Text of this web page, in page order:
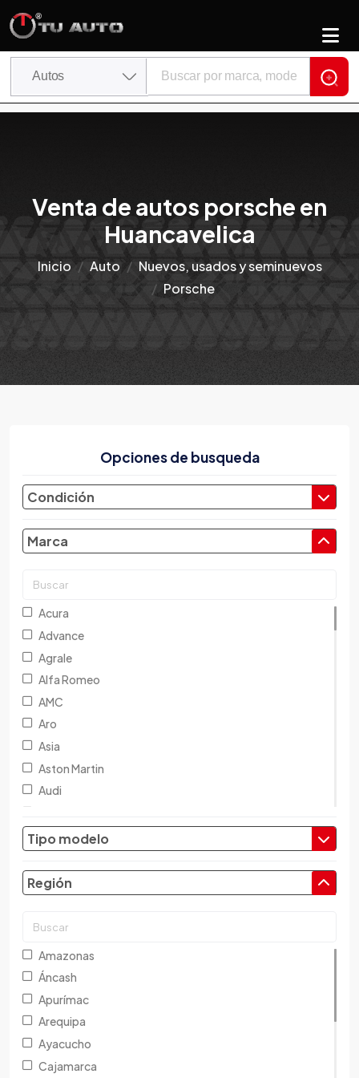
Venta de autos porsche en
Huancavelica
Inicio Auto
Nuevos, usados y seminuevos
Porsche
Opciones de busqueda
Condición
Marca
Acura
Advance
Agrale
Alfa Romeo
AMC
Aro
Asia
Aston Martin
Audi
Baic
Bentley
Brilliance
Byd
Chana
Changfeng
Tipo modelo
Región
Amazonas
Áncash
Apurímac
Arequipa
Ayacucho
Cajamarca